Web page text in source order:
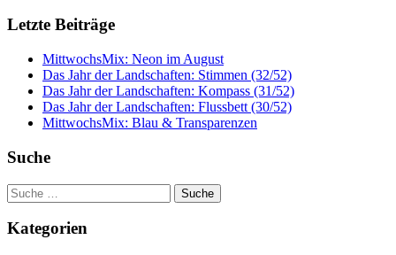
Letzte Beiträge
MittwochsMix: Neon im August
Das Jahr der Landschaften: Stimmen (32/52)
Das Jahr der Landschaften: Kompass (31/52)
Das Jahr der Landschaften: Flussbett (30/52)
MittwochsMix: Blau & Transparenzen
Suche
Suche
nach:
Kategorien